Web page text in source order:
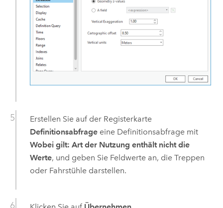
Erstellen Sie auf der Registerkarte
Definitionsabfrageeine Definitionsabfrage mit
Wobei gilt: Art der Nutzung enthält nicht die
Werte, und geben Sie Feldwerte an, die Treppen
oder Fahrstühle darstellen.